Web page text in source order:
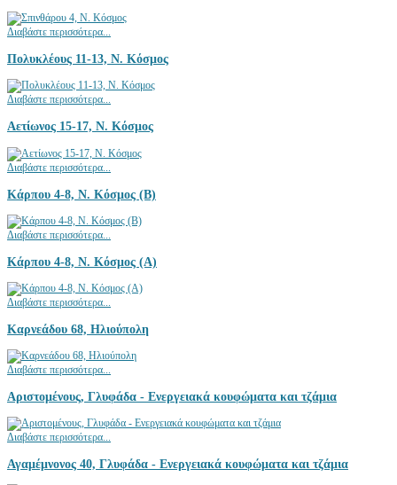
Διαβάστε περισσότερα...
Πολυκλέους 11-13, Ν. Κόσμος
Διαβάστε περισσότερα...
Αετίωνος 15-17, Ν. Κόσμος
Διαβάστε περισσότερα...
Κάρπου 4-8, Ν. Κόσμος (Β)
Διαβάστε περισσότερα...
Κάρπου 4-8, Ν. Κόσμος (Α)
Διαβάστε περισσότερα...
Καρνεάδου 68, Ηλιούπολη
Διαβάστε περισσότερα...
Αριστομένους, Γλυφάδα - Ενεργειακά κουφώματα και τζάμια
Διαβάστε περισσότερα...
Αγαμέμνονος 40, Γλυφάδα - Ενεργειακά κουφώματα και τζάμια